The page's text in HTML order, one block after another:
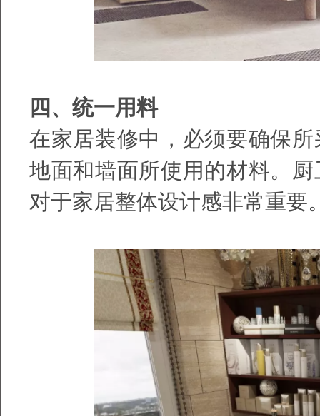
四、统一用料
在家居装修中，必须要确保
地面和墙面所使用的材料。
对于家居整体设计感非常重要